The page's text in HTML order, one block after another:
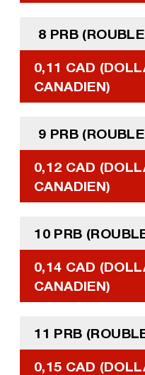
8 PRB
0,11 CAD
CANADIEN)
9 PRB
0,12 CAD
CANADIEN)
10 PRB
0,14 CAD
CANADIEN)
11 PRB
0,15 CAD